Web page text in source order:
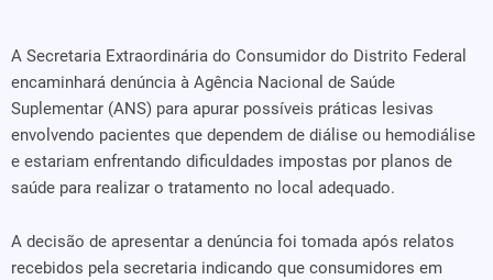
A Secretaria Extraordinária do Consumidor do Distrito Federal
encaminhará denúncia à Agência Nacional de Saúde
Suplementar (ANS) para apurar possíveis práticas lesivas
envolvendo pacientes que dependem de diálise ou hemodiálise
e estariam enfrentando dificuldades impostas por planos de
saúde para realizar o tratamento no local adequado.
A decisão de apresentar a denúncia foi tomada após relatos
recebidos pela secretaria indicando que consumidores em